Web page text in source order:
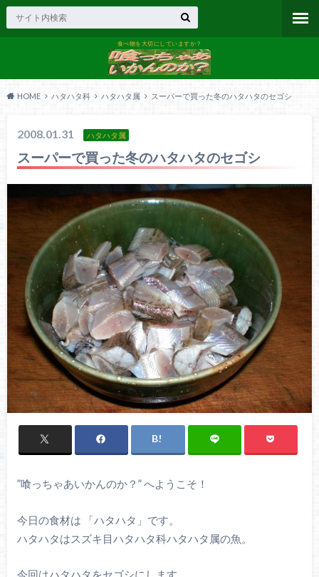
食べ物を大切にしていますか？
HOME ハタハタ科 ハタハタ属 スーパーで買った冬のハタハタのセゴシ
2008.01.31 ハタハタ属
スーパーで買った冬のハタハタのセゴシ
”喰っちゃあいかんのか？” へようこそ！
今日の食材は 「ハタハタ」です。
ハタハタはスズキ目ハタハタ科ハタハタ属の魚。
今回はハタハタをセゴシにします。